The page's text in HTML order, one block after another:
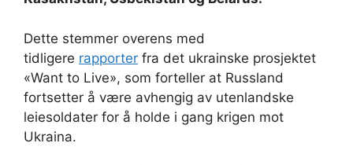
Dette stemmer overens med
tidligere rapporter fra det ukrainske prosjektet
«Want to Live», som forteller at Russland
fortsetter å være avhengig av utenlandske
leiesoldater for å holde i gang krigen mot
Ukraina.